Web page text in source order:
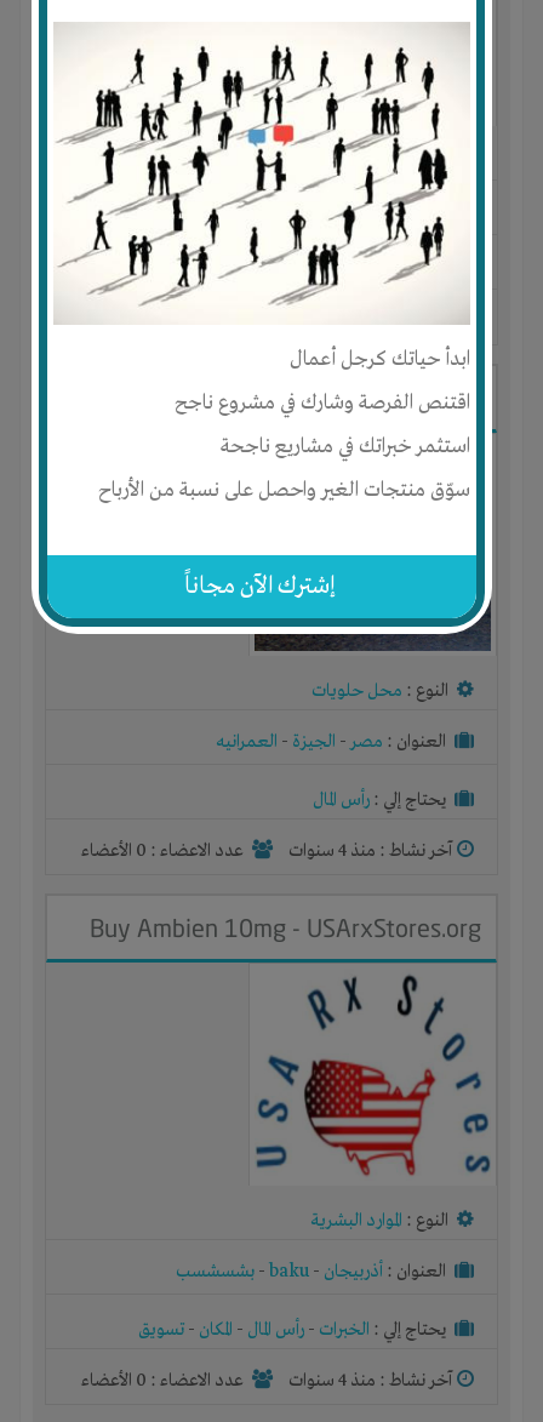
ابدأ حياتك كرجل أعمال
اقتنص الفرصة وشارك في مشروع ناجح
استثمر خبراتك في مشاريع ناجحة
سوّق منتجات الغير واحصل على نسبة من الأرباح
إشترك الآن مجاناً
النوع : الحبوب المطحونة
العنوان :أرمينيا- مصر-
يحتاج إلي : الخبرات- رأس المال-المكان-تسويق
آخر نشاط :منذ 4 سنوات
محل حلويات
النوع : محل حلويات
العنوان : مصر- الجيزة - العمرانيه
يحتاج إلي : رأس المال
آخر نشاط : منذ 4 سنوات عدد الاعضاء : 0 الأعضاء
Buy Ambien 10mg - USArxStores.org
النوع : الموارد البشرية
العنوان : أذربيجان -
baku
- بشسشسب
يحتاج إلي : الخبرات - رأس المال - المكان - تسويق
آخر نشاط : منذ 4 سنوات عدد الاعضاء : 0 الأعضاء